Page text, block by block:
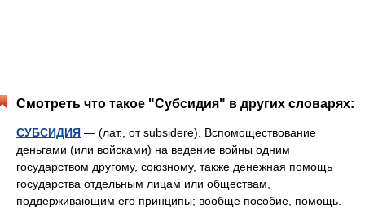
Смотреть что такое "Субсидия" в других словарях:
СУБСИДИЯ — (лат., от subsidere). Вспомоществование
деньгами (или войсками) на ведение войны одним
государством другому, союзному, также денежная помощь
государства отдельным лицам или обществам,
поддерживающим его принципы; вообще пособие, помощь.